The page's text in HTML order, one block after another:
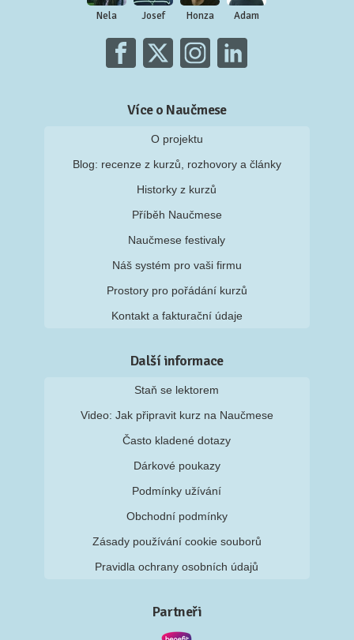
Nela Josef Honza Adam
Více o Naučmese
O projektu
Blog: recenze z kurzů, rozhovory a články
Historky z kurzů
Příběh Naučmese
Naučmese festivaly
Náš systém pro vaši firmu
Prostory pro pořádání kurzů
Kontakt a fakturační údaje
Další informace
Staň se lektorem
Video: Jak připravit kurz na Naučmese
Často kladené dotazy
Dárkové poukazy
Podmínky užívání
Obchodní podmínky
Zásady používání cookie souborů
Pravidla ochrany osobních údajů
Partneři